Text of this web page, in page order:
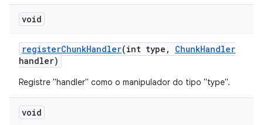
void
registerChunkHandler(int type , ChunkHandler
handler)
Registre "handler" como o manipulador do tipo "type".
void